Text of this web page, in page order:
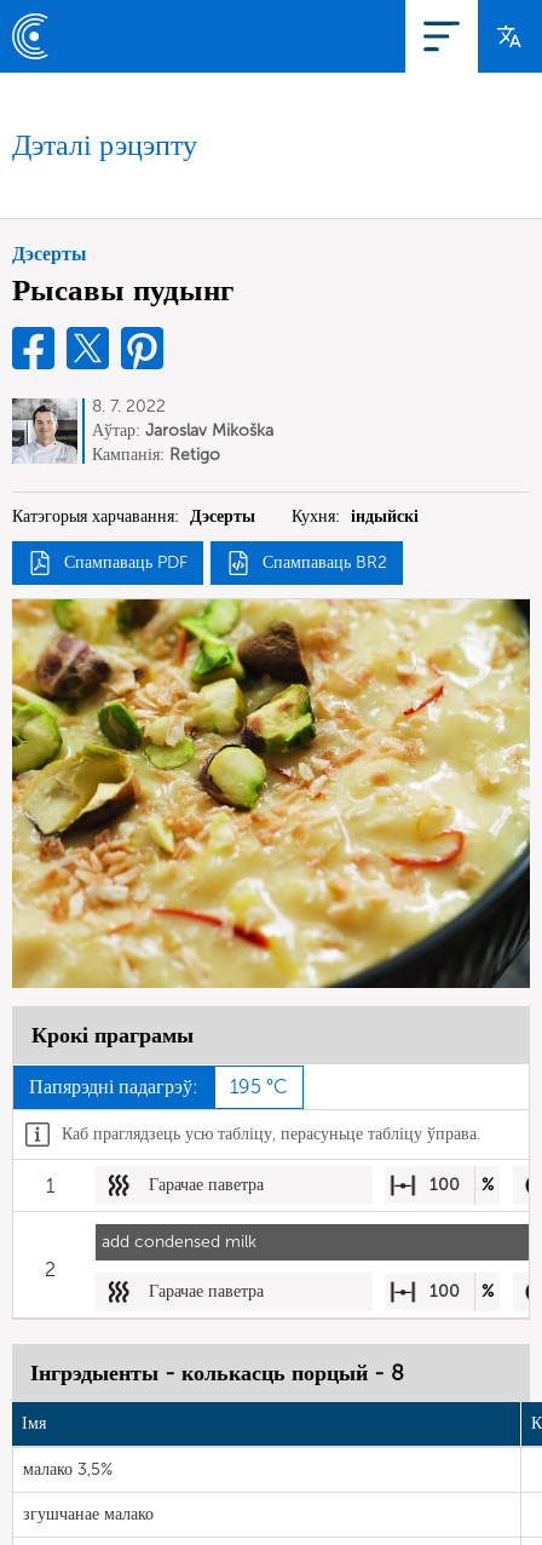
Дэталі рэцэпту
Дэсерты
Рысавы пудынг
8. 7. 2022
Аўтар: Jaroslav Mikoška
Кампанія: Retigo
Катэгорыя харчавання: Дэсерты Кухня: індыйскі
Спампаваць PDF Спампаваць BR2
Крокі праграмы
Папярэдні падагрэў: 195 °C
Каб праглядзець усю табліцу, перасуньце табліцу ўправа.
1 Гарачае паветра 100 %
add condensed milk
2
Гарачае паветра 100 %
Інгрэдыенты - колькасць порцый - 8
Імя
малако 3,5%
згушчанае малако